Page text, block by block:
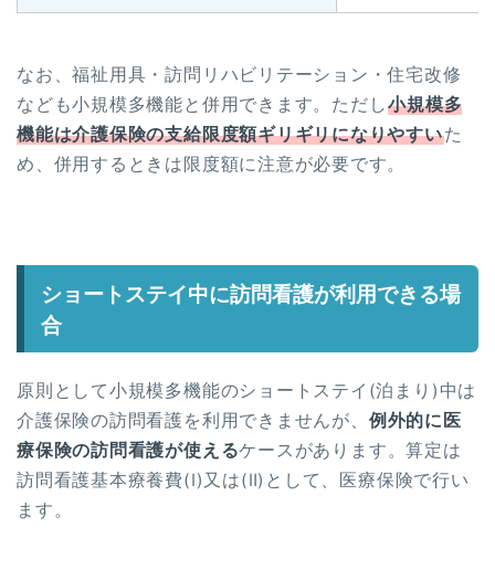
なお、福祉用具・訪問リハビリテーション・住宅改修
なども小規模多機能と併用できます。ただし小規模多
機能は介護保険の支給限度額ギリギリになりやすいた
め、併用するときは限度額に注意が必要です。
ショートステイ中に訪問看護が利用できる場
合
原則として小規模多機能のショートステイ(泊まり)中は
介護保険の訪問看護を利用できませんが、 例外的に医
療保険の訪問看護が使えるケースがあります。算定は
訪問看護基本療養費(Ⅰ)又は(Ⅱ)として、医療保険で行い
ます。